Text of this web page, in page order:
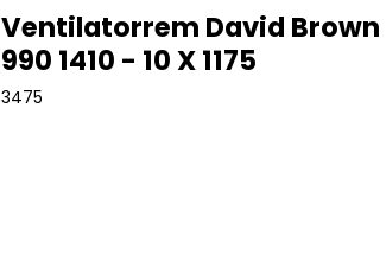
Ventilatorrem David Brown
990 1410 - 10 X 1175
3475